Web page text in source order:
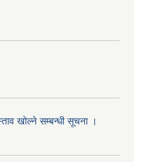
खोल्ने सम्बन्धी सूचना ।